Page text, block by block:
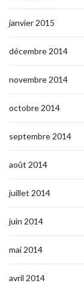
janvier 2015
décembre 2014
novembre 2014
octobre 2014
septembre 2014
août 2014
juillet 2014
juin 2014
mai 2014
avril 2014